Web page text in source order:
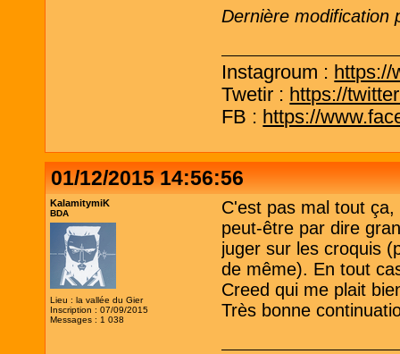
Dernière modification
Instagroum : https://
Twetir : https://
FB : https://
01/12/2015 14:56:56
KalamitymiK
BDA
Lieu : la vallée du Gier
Inscription : 07/09/2015
Messages : 1 038
C'est pas mal tout
peut-être par dire
juger sur les croquis
de même). En tout
Creed qui me plait
Très bonne